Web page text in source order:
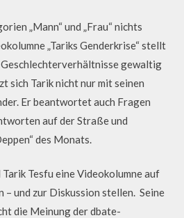
„Mann“ und „Frau“ nichts
„Tariks Genderkrise“ stellt
gewaltig
sich Tarik nicht nur mit seinen
Er beantwortet auch Fragen
auf der Straße und
des Monats.
Tesfu eine Videokolumne auf
und zur Diskussion stellen. Seine
die Meinung der dbate-